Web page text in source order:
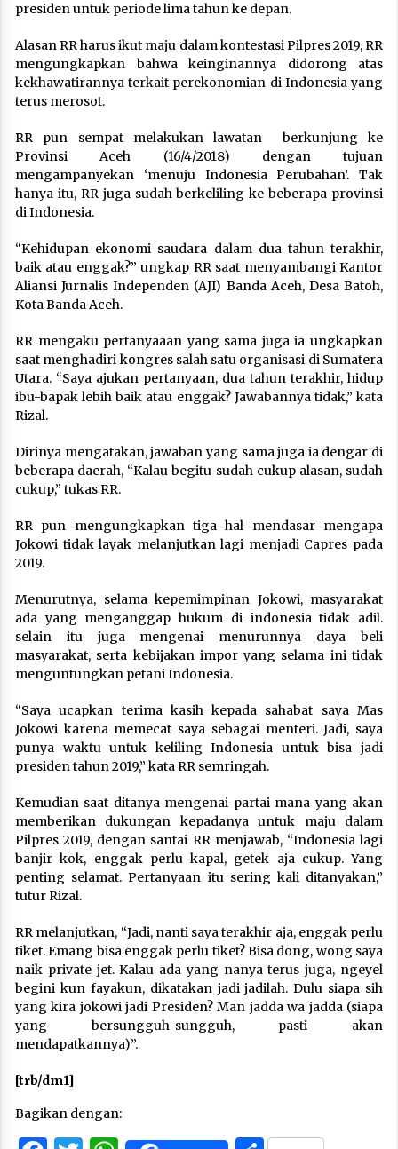
presiden untuk periode lima tahun ke depan.
Alasan RR harus ikut maju dalam kontestasi Pilpres 2019, RR
mengungkapkan bahwa keinginannya didorong atas
kekhawatirannya terkait perekonomian di Indonesia yang
terus merosot.
RR pun sempat melakukan lawatan berkunjung ke
Provinsi Aceh (16/4/2018) dengan tujuan
mengampanyekan ‘menuju Indonesia Perubahan’. Tak
hanya itu, RR juga sudah berkeliling ke beberapa provinsi
di Indonesia.
“Kehidupan ekonomi saudara dalam dua tahun terakhir,
baik atau enggak?” ungkap RR saat menyambangi Kantor
Aliansi Jurnalis Independen (AJI) Banda Aceh, Desa Batoh,
Kota Banda Aceh.
RR mengaku pertanyaaan yang sama juga ia ungkapkan
saat menghadiri kongres salah satu organisasi di Sumatera
Utara. “Saya ajukan pertanyaan, dua tahun terakhir, hidup
ibu-bapak lebih baik atau enggak? Jawabannya tidak,” kata
Rizal.
Dirinya mengatakan, jawaban yang sama juga ia dengar di
beberapa daerah, “Kalau begitu sudah cukup alasan, sudah
cukup,” tukas RR.
RR pun mengungkapkan tiga hal mendasar mengapa
Jokowi tidak layak melanjutkan lagi menjadi Capres pada
2019.
Menurutnya, selama kepemimpinan Jokowi, masyarakat
ada yang menganggap hukum di indonesia tidak adil.
selain itu juga mengenai menurunnya daya beli
masyarakat, serta kebijakan impor yang selama ini tidak
menguntungkan petani Indonesia.
“Saya ucapkan terima kasih kepada sahabat saya Mas
Jokowi karena memecat saya sebagai menteri. Jadi, saya
punya waktu untuk keliling Indonesia untuk bisa jadi
presiden tahun 2019,” kata RR semringah.
Kemudian saat ditanya mengenai partai mana yang akan
memberikan dukungan kepadanya untuk maju dalam
Pilpres 2019, dengan santai RR menjawab, “Indonesia lagi
banjir kok, enggak perlu kapal, getek aja cukup. Yang
penting selamat. Pertanyaan itu sering kali ditanyakan,”
tutur Rizal.
RR melanjutkan, “Jadi, nanti saya terakhir aja, enggak perlu
tiket. Emang bisa enggak perlu tiket? Bisa dong, wong saya
naik private jet. Kalau ada yang nanya terus juga, ngeyel
begini kun fayakun, dikatakan jadi jadilah. Dulu siapa sih
yang kira jokowi jadi Presiden? Man jadda wa jadda (siapa
yang bersungguh-sungguh, pasti akan
mendapatkannya)”.
[trb/dm1]
Bagikan dengan: